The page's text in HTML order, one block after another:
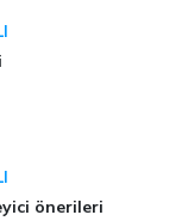
önerileri